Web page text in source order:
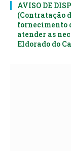
AVISO DE
(Contratação
fornecimento
atender as
Eldorado do